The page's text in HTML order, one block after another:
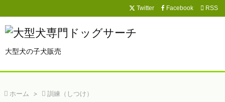
大型犬の子犬販売

Twitter Facebook  RSS
 ホーム >  訓練（しつけ）